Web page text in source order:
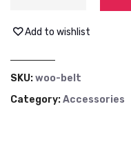
Add to wishlist
SKU:woo-belt
Category:Accessories